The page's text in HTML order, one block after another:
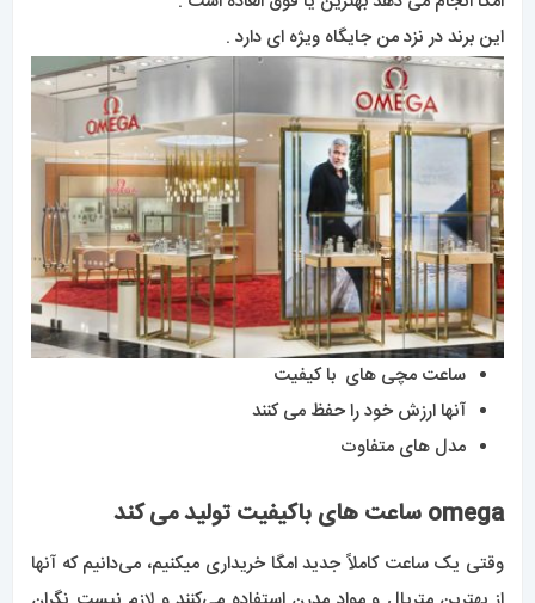
ساعت مچی های با کیفیت
آنها ارزش خود را حفظ می کنند
مدل های متفاوت
omega ساعت های باکیفیت تولید می کند
وقتی یک ساعت کاملاً جدید امگا خریداری میکنیم، می‌دانیم که آنها
از بهترین متریال و مواد مدرن استفاده می‌کنند و لازم نیست نگران
جدیدی که آنها استفاده می کنند، مانند فنرهای سیلیکونی ، از توانایی
آنها در جلوگیری از مغناطیسی شدن ساعت ها شگفت زده شدیم.
می‌دانیم که بسیاری از برندهای ساعت از متریال باکیفیت استفاده